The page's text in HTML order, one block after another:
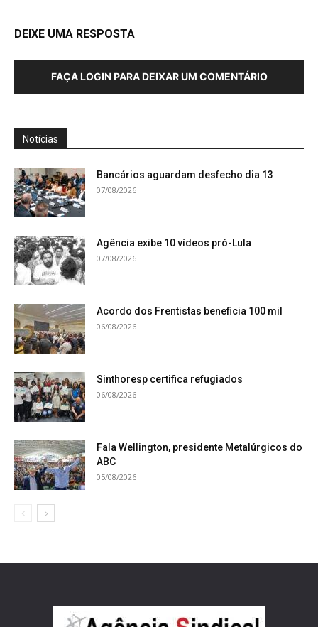
DEIXE UMA RESPOSTA
FAÇA LOGIN PARA DEIXAR UM COMENTÁRIO
Notícias
Bancários aguardam desfecho dia 13
07/08/2026
Agência exibe 10 vídeos pró-Lula
07/08/2026
Acordo dos Frentistas beneficia 100 mil
06/08/2026
Sinthoresp certifica refugiados
06/08/2026
Fala Wellington, presidente Metalúrgicos do
ABC
05/08/2026